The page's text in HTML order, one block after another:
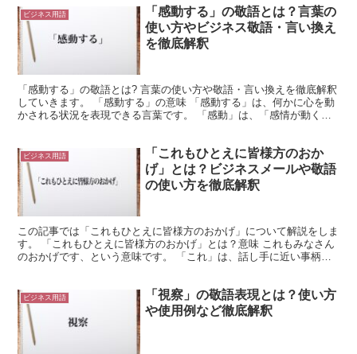
ビジネス用語
「感動する」の敬語とは？言葉の
使い方やビジネス敬語・言い換え
を徹底解釈
「感動する」の敬語とは? 言葉の使い方や敬語・言い換えを徹底解釈
していきます。 「感動する」の意味 「感動する」は、何かに心を動
かされる状況を表現できる言葉です。 「感動」は、「感情が動くこ
ビジネス用語
「これもひとえに皆様方のおか
げ」とは？ビジネスメールや敬語
の使い方を徹底解釈
この記事では「これもひとえに皆様方のおかげ」について解説をしま
す。 「これもひとえに皆様方のおかげ」とは？意味 これもみなさん
のおかげです、という意味です。 「これ」は、話し手に近い事柄を
ビジネス用語
「視察」の敬語表現とは？使い方
や使用例など徹底解釈